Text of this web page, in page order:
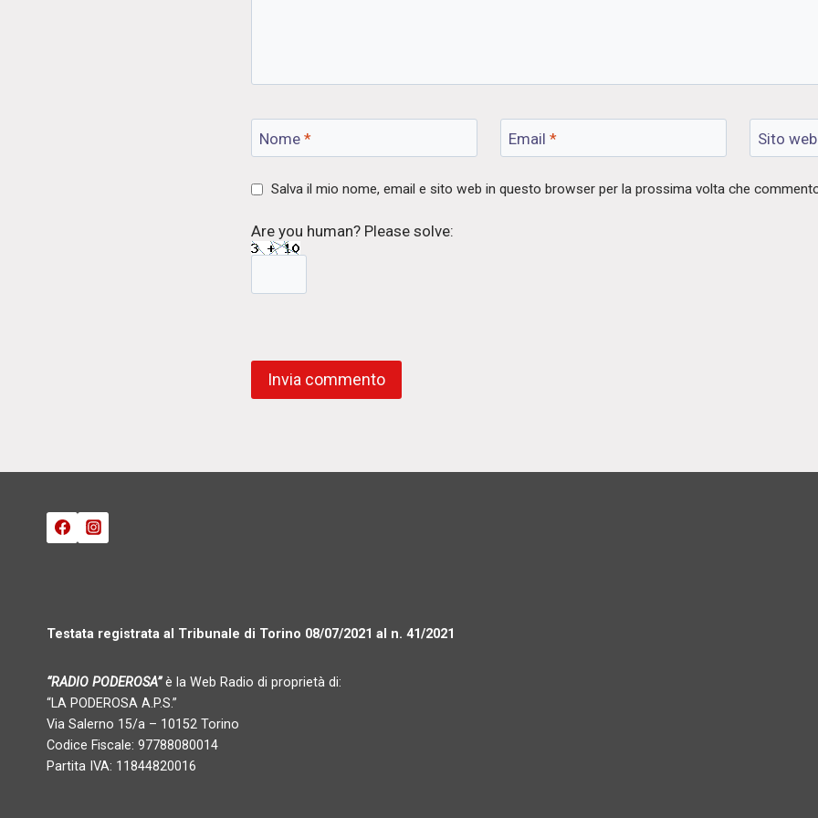
Nome * Email * Sito web
Salva il mio nome, email e sito web in questo browser per la prossima volta che
Are you human? Please solve:
Testata registrata al Tribunale di Torino 08/07/2021 al n. 41/2021
“RADIO PODEROSA”è la Web Radio di proprietà di:
“LA PODEROSA A.P.S.”
Via Salerno 15/a – 10152 Torino
Codice Fiscale: 97788080014
Partita IVA: 11844820016